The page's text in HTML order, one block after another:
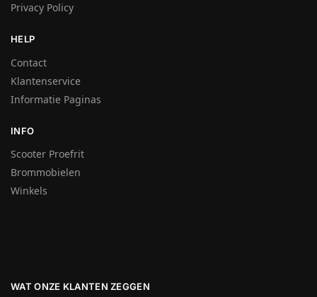
Privacy Policy
HELP
Contact
Klantenservice
Informatie Paginas
INFO
Scooter Proefrit
Brommobielen
Winkels
WAT ONZE KLANTEN ZEGGEN